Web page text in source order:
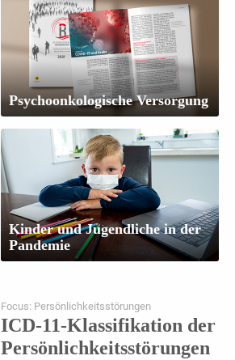
Psychoonkologische Versorgung
Kinder und Jugendliche in der
Pandemie
Focus: Persönlichkeitsstörungen
ICD-11-Klassifikation der
Persönlichkeitsstörungen